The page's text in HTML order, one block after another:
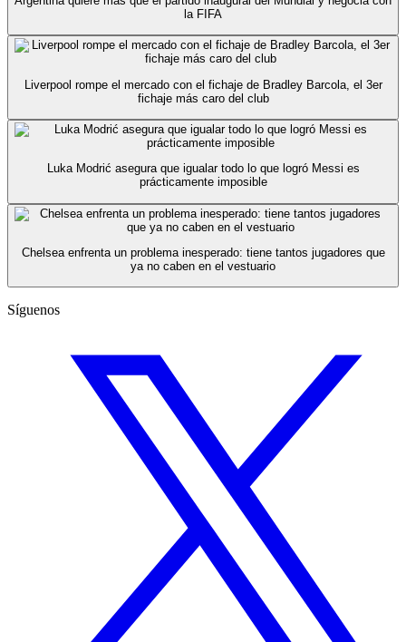
la FIFA
Liverpool rompe el mercado con el fichaje de Bradley Barcola, el 3er
fichaje más caro del club
Luka Modrić asegura que igualar todo lo que logró Messi es
prácticamente imposible
Chelsea enfrenta un problema inesperado: tiene tantos jugadores que
ya no caben en el vestuario
Síguenos